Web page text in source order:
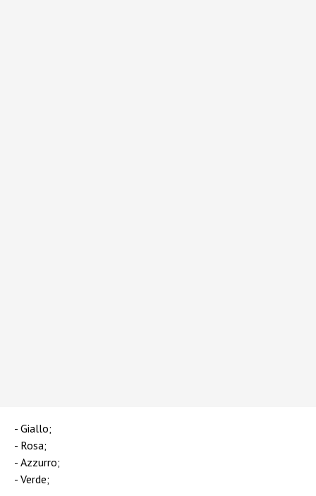
Giallo;
Rosa;
Azzurro;
Verde;